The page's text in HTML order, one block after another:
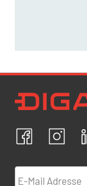
Facebook
Ich bestätige,
E-Mail Adresse